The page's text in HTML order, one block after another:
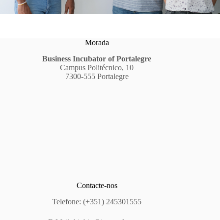
Morada
Business Incubator of Portalegre
Campus Politécnico, 10
7300-555 Portalegre
Contacte-nos
Telefone: (+351) 245301555